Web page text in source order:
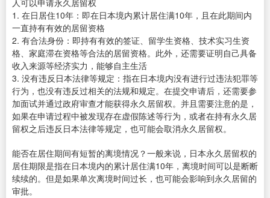
人可以申请永久居留权
1. 在日居住10年：即在日本境内累计居住满10年，且在此期间内
一直持有有效的居留资格
2. 有合法身份：即持有有效的签证、留学生资格、技术实习生资
格、家庭滞在资格等合法的居留资格。此外，还需要证明自己具备
收入来源等经济实力，能够自主生活
3. 没有违反日本法律等规定：指在日本境内没有进行过违法犯罪等
行为，也没有违反过相关的法规和规定。在提交申请后，还需要参
加面试并通过政府审查才能获得永久居留权。并且需要注意的是，
如果在申请过程中被发现存在虚假陈述等行为，或者在持有永久居
留权之后违反日本法律等规定，也可能会取消永久居留权。
能否在居住期间有短暂的离境情况？一般来说，日本永久居留权的
居住期限是指在日本境内的累计居住满10年，离境时间可以是断断
续续的。但是如果单次离境时间过长，也可能会影响到永久居留的
审批。